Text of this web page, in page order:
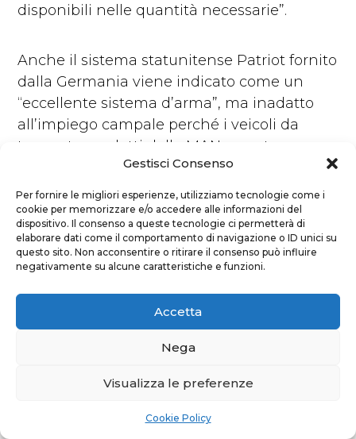
Gestisci Consenso
Per fornire le migliori esperienze, utilizziamo tecnologie come i
cookie per memorizzare e/o accedere alle informazioni del
dispositivo. Il consenso a queste tecnologie ci permetterà di
elaborare dati come il comportamento di navigazione o ID unici su
questo sito. Non acconsentire o ritirare il consenso può influire
negativamente su alcune caratteristiche e funzioni.
Accetta
Nega
Visualizza le preferenze
Cookie Policy
disponibili nelle quantità necessarie”.
Anche il sistema statunitense Patriot fornito
dalla Germania viene indicato come un
“eccellente sistema d’arma”, ma inadatto
all’impiego campale perché i veicoli da
trasporto prodotti dalla MAN sono troppo
vecchi e non sono più disponibili pezzi di
ricambio.
Paradossalmente gli elogi maggiori li
hanno ricevuti il semovente antiaereo
tempo radiati dai reparti tedeschi, definiti
“efficienti e affidabili”.
documento valutano che “quasi nessun